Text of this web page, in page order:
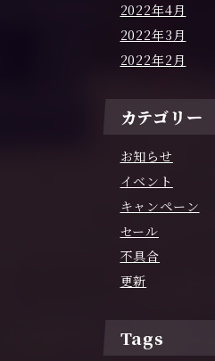
2022年4月
2022年3月
2022年2月
カテゴリー
お知らせ
イベント
キャンペーン
セール
不具合
更新
Tags